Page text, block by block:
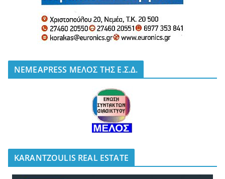
NEMEAPRESS ΜΕΛΟΣ ΤΗΣ Ε.Σ.Δ.
KARANTZOULIS REAL ESTATE